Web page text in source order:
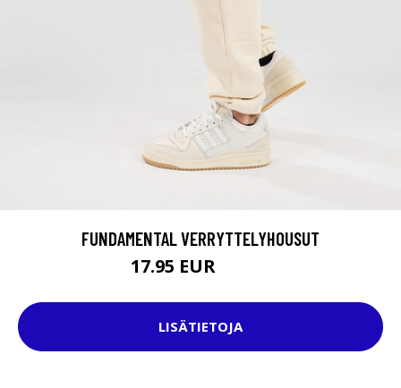
FUNDAMENTAL VERRYTTELYHOUSUT
17.95 EUR
LISÄTIETOJA